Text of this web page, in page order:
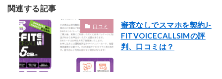
関連する記事
口コミ
審査なしでスマホを契約J-
FITVOICECALLSIMの評
判、口コミは？